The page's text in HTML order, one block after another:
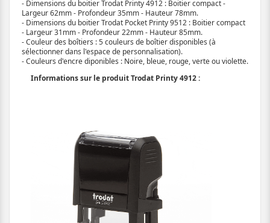
- Dimensions du boitier Trodat Printy 4912 : Boitier compact -
Largeur 62mm - Profondeur 35mm - Hauteur 78mm.
- Dimensions du boitier Trodat Pocket Printy 9512 : Boitier compact
- Largeur 31mm - Profondeur 22mm - Hauteur 85mm.
- Couleur des boîtiers : 5 couleurs de boîtier disponibles (à
sélectionner dans l'espace de personnalisation).
- Couleurs d'encre diponibles : Noire, bleue, rouge, verte ou violette.
Informations sur le produit Trodat Printy 4912 :